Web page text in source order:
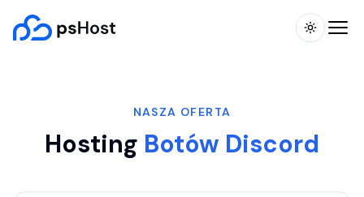
Toggle
NASZA OFERTA
Hosting Botów Discord